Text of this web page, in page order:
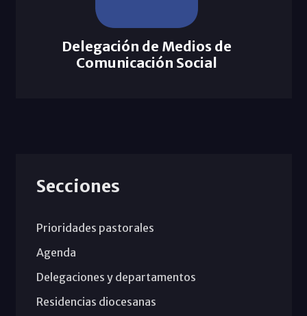
Delegación de Medios de
Comunicación Social
Secciones
Prioridades pastorales
Agenda
Delegaciones y departamentos
Residencias diocesanas